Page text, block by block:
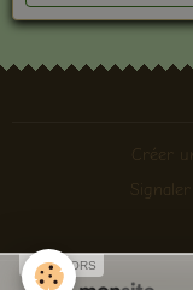
Créer
SPONSORS